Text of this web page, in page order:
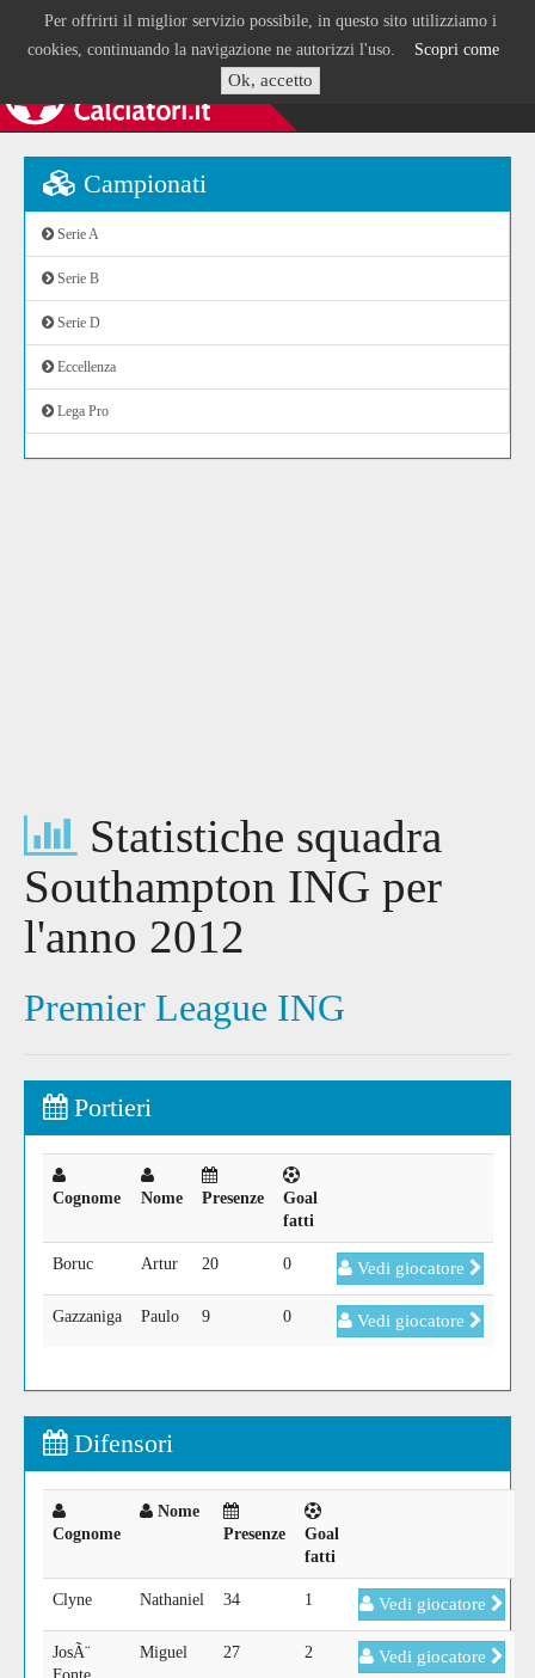
Per offrirti il miglior servizio possibile, in questo sito utilizziamo i
cookies, continuando la navigazione ne autorizzi l'uso. Scopri come
Ok, accetto
Campionati
Serie A
Serie B
Serie D
Eccellenza
Lega Pro
Statistiche squadra
Southampton ING per
l'anno 2012
Premier League ING
Portieri
Cognome Nome Presenze
Goal
fatti
Boruc Artur 20 0 Vedi giocatore
Gazzaniga Paulo 9 0 Vedi giocatore
Difensori
Cognome
Nome
Presenze
Goal
fatti
Clyne Nathaniel 34 1 Vedi giocatore
JosÃ¨
Miguel 27 2 Vedi giocatore